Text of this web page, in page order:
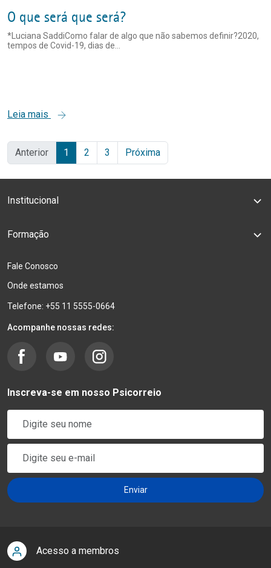
O que será que será?
*Luciana SaddiComo falar de algo que não sabemos definir?2020,
tempos de Covid-19, dias de...
Leia mais
Anterior 1 2 3 Próxima
Institucional
Formação
Fale Conosco
Onde estamos
Telefone: +55 11 5555-0664
Acompanhe nossas redes:
Inscreva-se em nosso Psicorreio
Acesso a membros